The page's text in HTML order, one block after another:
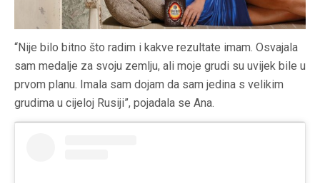
“Nije bilo bitno što radim i kakve rezultate imam. Osvajala
sam medalje za svoju zemlju, ali moje grudi su uvijek bile u
prvom planu. Imala sam dojam da sam jedina s velikim
grudima u cijeloj Rusiji”, pojadala se Ana.